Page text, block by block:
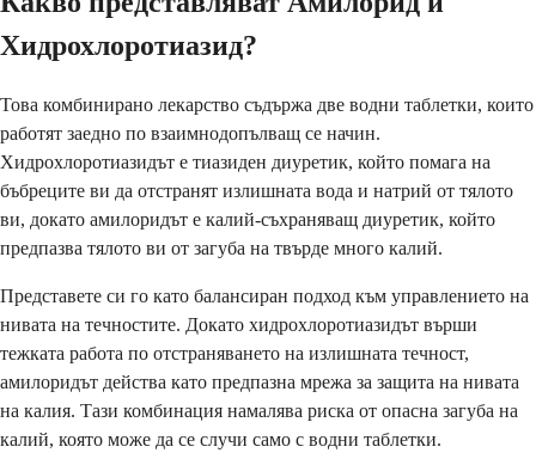
Хидрохлоротиазид?
Това комбинирано лекарство съдържа две водни таблетки, които
работят заедно по взаимнодопълващ се начин.
Хидрохлоротиазидът е тиазиден диуретик, който помага на
бъбреците ви да отстранят излишната вода и натрий от тялото
ви, докато амилоридът е калий-съхраняващ диуретик, който
предпазва тялото ви от загуба на твърде много калий.
Представете си го като балансиран подход към управлението на
нивата на течностите. Докато хидрохлоротиазидът върши
тежката работа по отстраняването на излишната течност,
амилоридът действа като предпазна мрежа за защита на нивата
на калия. Тази комбинация намалява риска от опасна загуба на
калий, която може да се случи само с водни таблетки.